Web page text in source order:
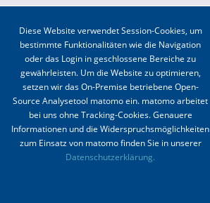
Autoren-Service
Bestell-Service
Stellenmarkt
Kongresskalender
Diese Website verwendet Session-Cookies, um
bestimmte Funktionalitäten wie die Navigation
oder das Login in geschlossene Bereiche zu
gewährleisten. Um die Website zu optimieren,
setzen wir das On-Premise betriebene Open-
Source Analysetool matomo ein. matomo arbeitet
bei uns ohne Tracking-Cookies. Genauere
Informationen und die Widerspruchsmöglichkeiten
zum Einsatz von matomo finden Sie in unserer
Datenschutzerklärung.